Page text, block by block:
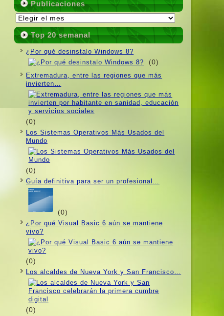
Publicaciones
Publicaciones
Top 20 semanal
¿Por qué desinstalo Windows 8?
(0)
Extremadura, entre las regiones que más
invierten…
(0)
Los Sistemas Operativos Más Usados ​​del
Mundo
(0)
Guí­a definitiva para ser un profesional…
(0)
¿Por qué Visual Basic 6 aún se mantiene
vivo?
(0)
Los alcaldes de Nueva York y San Francisco…
(0)